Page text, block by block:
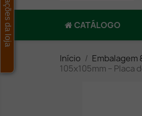
CATÁLOGO
Início Embalagem
105x105mm – Placa